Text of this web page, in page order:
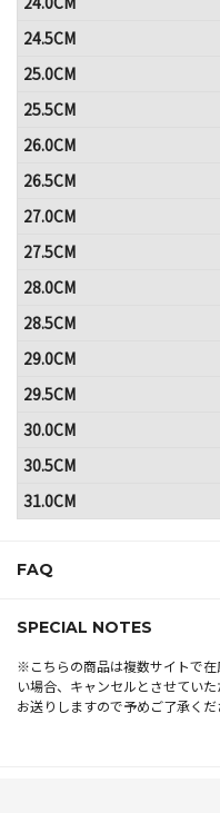
FAQ
SPECIAL NOTES
※こちらの商品は複数サイトで
い場合、キャンセルとさせてい
お送りしますので予めご了承くだ
24.5CM
25.0CM
25.5CM
26.0CM
26.5CM
27.0CM
27.5CM
28.0CM
28.5CM
29.0CM
29.5CM
30.0CM
30.5CM
31.0CM